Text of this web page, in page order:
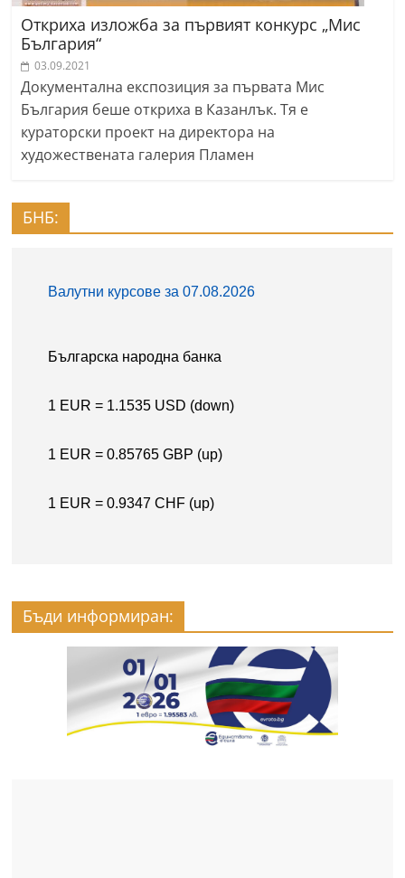
Откриха изложба за първият конкурс „Мис
България“
03.09.2021
Документална експозиция за първата Мис
България беше откриха в Казанлък. Тя е
кураторски проект на директора на
художествената галерия Пламен
БНБ:
Бъди информиран: